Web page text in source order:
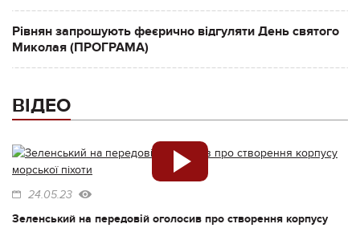
Рівнян запрошують феєрично відгуляти День святого
Миколая (ПРОГРАМА)
ВІДЕО
24.05.23
Зеленський на передовій оголосив про створення корпусу